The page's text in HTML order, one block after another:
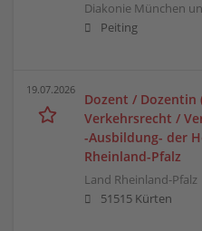
Diakonie München
Peiting
19.07.2026
Dozent / Dozentin
Verkehrsrecht /
-Ausbildung- der
Rheinland-Pfalz
Land Rheinland-Pfalz
51515 Kürten